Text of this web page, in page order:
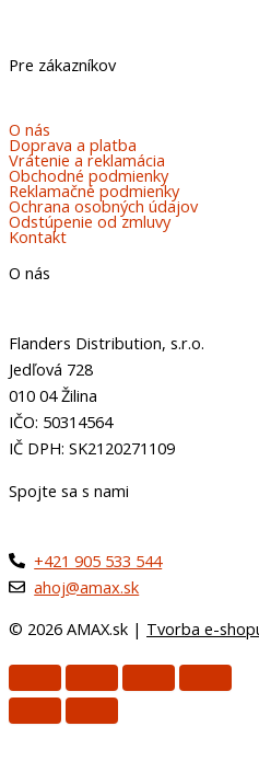
Pre zákazníkov
O nás
Doprava a platba
Vrátenie a reklamácia
Obchodné podmienky
Reklamačné podmienky
Ochrana osobných údajov
Odstúpenie od zmluvy
Kontakt
O nás
Flanders Distribution, s.r.o.
Jedľová 728
010 04 Žilina
IČO: 50314564
IČ DPH: SK2120271109
Spojte sa s nami
+421 905 533 544
ahoj@amax.sk
© 2026 AMAX.sk | Tvorba e-